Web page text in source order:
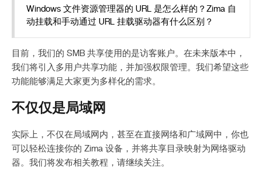
Windows 文件资源管理器的 URL 是怎么样的？Zima 自
动挂载和手动通过 URL 挂载驱动器有什么区别？
目前，我们的 SMB 共享使用的是访客账户。在未来版本中，
我们将引入多用户共享功能，并加强权限管理。我们希望这些
功能能够满足大家更为多样化的需求。
不仅仅是局域网
实际上，不仅在局域网内，甚至在直接网络和广域网中，你也
可以轻松连接你的 Zima 设备，并将共享目录映射为网络驱动
器。我们将发布相关教程，请继续关注。